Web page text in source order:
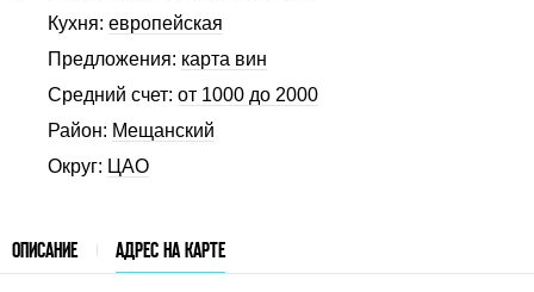
Кухня: европейская
Предложения: карта вин
Средний счет: от 1000 до 2000
Район: Мещанский
Округ: ЦАО
ОПИСАНИЕ АДРЕС НА КАРТЕ